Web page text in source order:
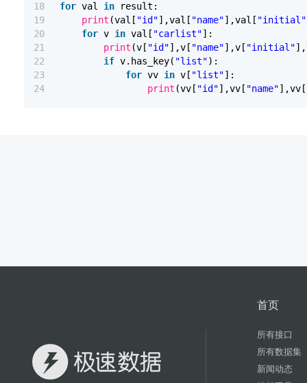
18
19
20
21
22
23
24
for val in
result:
print (val[ "id"],val[ "name"],val[ "initial"
for v in val[ "carlist"]:
print (v[ "id"],v[ "name"],v[ "initial"
if v.has_key( "list"):
for vv in v[ "list"]:
print (vv[ "id"],vv[ "name"],vv[
首页
所有接口
所有数据集
新闻动态